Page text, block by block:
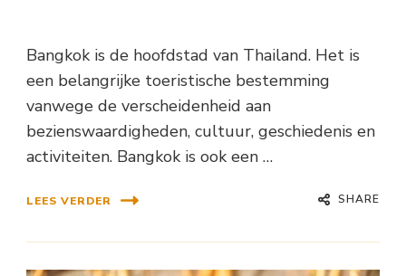
Bangkok is de hoofdstad van Thailand. Het is
een belangrijke toeristische bestemming
vanwege de verscheidenheid aan
bezienswaardigheden, cultuur, geschiedenis en
activiteiten. Bangkok is ook een …
LEES VERDER SHARE